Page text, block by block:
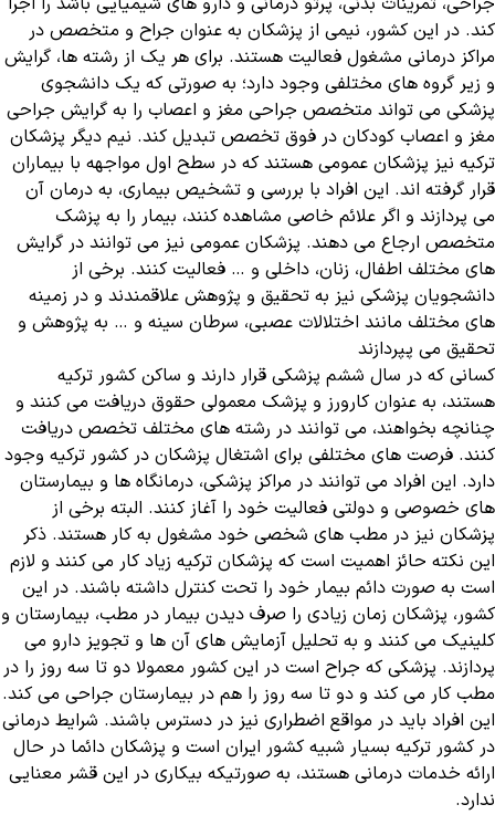
کند. در این کشور، نیمی از پزشکان به عنوان جراح و متخصص در
مراکز درمانی مشغول فعالیت هستند. برای هر یک از رشته ها، گرایش
و زیر گروه های مختلفی وجود دارد؛ به صورتی که یک دانشجوی
پزشکی می تواند متخصص جراحی مغز و اعصاب را به گرایش جراحی
مغز و اعصاب کودکان در فوق تخصص تبدیل کند. نیم دیگر پزشکان
ترکیه نیز پزشکان عمومی هستند که در سطح اول مواجهه با بیماران
قرار گرفته اند. این افراد با بررسی و تشخیص بیماری، به درمان آن
می پردازند و اگر علائم خاصی مشاهده کنند، بیمار را به پزشک
متخصص ارجاع می دهند. پزشکان عمومی نیز می توانند در گرایش
های مختلف اطفال، زنان، داخلی و … فعالیت کنند. برخی از
دانشجویان پزشکی نیز به تحقیق و پژوهش علاقمندند و در زمینه
های مختلف مانند اختلالات عصبی، سرطان سینه و … به پژوهش و
تحقیق می پپردازند
کسانی که در سال ششم پزشکی قرار دارند و ساکن کشور ترکیه
هستند، به عنوان کارورز و پزشک معمولی حقوق دریافت می کنند و
چنانچه بخواهند، می توانند در رشته های مختلف تخصص دریافت
کنند. فرصت های مختلفی برای اشتغال پزشکان در کشور ترکیه وجود
دارد. این افراد می توانند در مراکز پزشکی، درمانگاه ها و بیمارستان
های خصوصی و دولتی فعالیت خود را آغاز کنند. البته برخی از
پزشکان نیز در مطب های شخصی خود مشغول به کار هستند. ذکر
این نکته حائز اهمیت است که پزشکان ترکیه زیاد کار می کنند و لازم
است به صورت دائم بیمار خود را تحت کنترل داشته باشند. در این
کشور، پزشکان زمان زیادی را صرف دیدن بیمار در مطب، بیمارستان و
کلینیک می کنند و به تحلیل آزمایش های آن ها و تجویز دارو می
پردازند. پزشکی که جراح است در این کشور معمولا دو تا سه روز را در
مطب کار می کند و دو تا سه روز را هم در بیمارستان جراحی می کند.
این افراد باید در مواقع اضطراری نیز در دسترس باشند. شرایط درمانی
در کشور ترکیه بسیار شبیه کشور ایران است و پزشکان دائما در حال
ارائه خدمات درمانی هستند، به صورتیکه بیکاری در این قشر معنایی
ندارد.